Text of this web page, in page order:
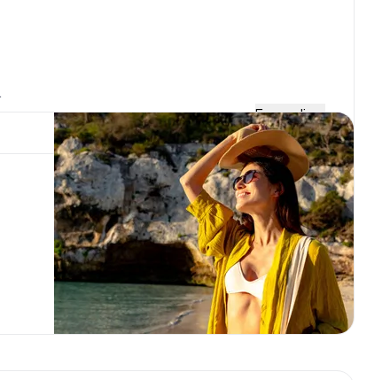
cuenta con amplias y modernas
acceso a cajeros automáticos, internet,
encontrar frente a éste.
realicen y después pueden canjearlos por
Expandir